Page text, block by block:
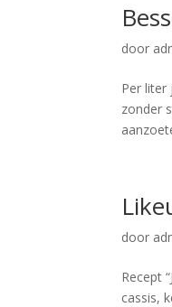
door
Per liter
zonder
door
Recept
cassis,